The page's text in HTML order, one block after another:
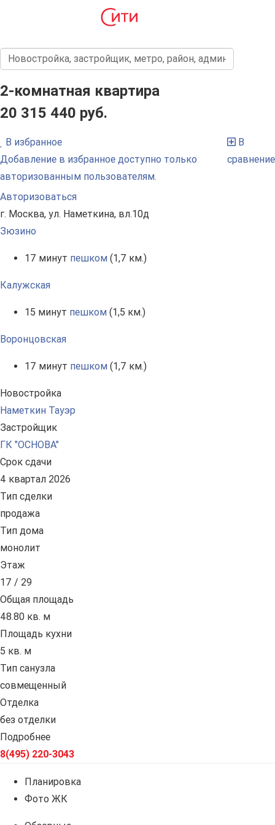
2-комнатная квартира
20 315 440 руб.
В избранное
Добавление в избранное доступно только
авторизованным пользователям.
Авторизоваться
В
сравнение
г. Москва, ул. Наметкина, вл.10д
Зюзино
17 минут пешком (1,7 км.)
Калужская
15 минут пешком (1,5 км.)
Воронцовская
17 минут пешком (1,7 км.)
Новостройка
Наметкин Тауэр
Застройщик
ГК "ОСНОВА"
Срок сдачи
4 квартал 2026
Тип сделки
продажа
Тип дома
монолит
Этаж
17 / 29
Общая площадь
48.80 кв. м
Площадь кухни
5 кв. м
Тип санузла
совмещенный
Отделка
без отделки
Подробнее
8(495) 220-3043
Планировка
Фото ЖК